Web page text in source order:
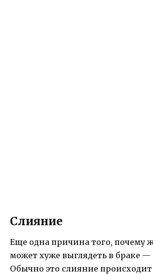
Слияние
Еще одна причина того, почему
может хуже выглядеть в браке —
Обычно это слияние